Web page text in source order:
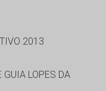
2013
GUIA LOPES DA